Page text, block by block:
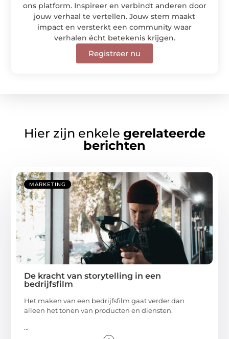
ons platform. Inspireer en verbindt anderen door
jouw verhaal te vertellen. Jouw stem maakt
impact en versterkt een community waar
verhalen écht betekenis krijgen.
Registreer nu
Hier zijn enkele gerelateerde
berichten
MARKETING
De kracht van storytelling in een
bedrijfsfilm
Het maken van een bedrijfsfilm gaat verder dan
alleen het tonen van producten en diensten.
...